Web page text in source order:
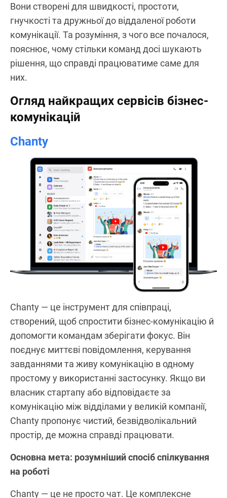
Вони створені для швидкості, простоти,
гнучкості та дружньої до віддаленої роботи
комунікації. Та розуміння, з чого все почалося,
пояснює, чому стільки команд досі шукають
рішення, що справді працюватиме саме для
них.
Огляд найкращих сервісів бізнес-
комунікацій
Chanty
Chanty — це інструмент для співпраці,
створений, щоб спростити бізнес‑комунікацію й
допомогти командам зберігати фокус. Він
поєднує миттєві повідомлення, керування
завданнями та живу комунікацію в одному
простому у використанні застосунку. Якщо ви
власник стартапу або відповідаєте за
комунікацію між відділами у великій компанії,
Chanty пропонує чистий, безвідволікальний
простір, де можна справді працювати.
Основна мета: розумніший спосіб спілкування
на роботі
Chanty — це не просто чат. Це комплексне